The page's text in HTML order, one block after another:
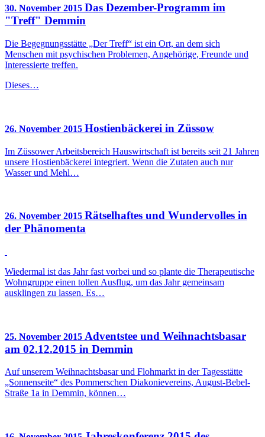
30. November 2015 Das Dezember-Programm im
"Treff" Demmin
Die Begegnungsstätte „Der Treff“ ist ein Ort, an dem sich
Menschen mit psychischen Problemen, Angehörige, Freunde und
Interessierte treffen.
Dieses…
26. November 2015 Hostienbäckerei in Züssow
Im Züssower Arbeitsbereich Hauswirtschaft ist bereits seit 21 Jahren
unsere Hostienbäckerei integriert. Wenn die Zutaten auch nur
Wasser und Mehl…
26. November 2015 Rätselhaftes und Wundervolles in
der Phänomenta
Wiedermal ist das Jahr fast vorbei und so plante die Therapeutische
Wohngruppe einen tollen Ausflug, um das Jahr gemeinsam
ausklingen zu lassen. Es…
25. November 2015 Adventstee und Weihnachtsbasar
am 02.12.2015 in Demmin
Auf unserem Weihnachtsbasar und Flohmarkt in der Tagesstätte
„Sonnenseite“ des Pommerschen Diakonievereins, August-Bebel-
Straße 1a in Demmin, können…